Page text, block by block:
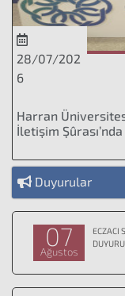
28/07/202
6
Harran
İletişim Şûrası’nda
Duyurular
07
Ağustos
ECZACI